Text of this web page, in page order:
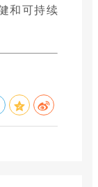
和可持续